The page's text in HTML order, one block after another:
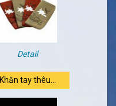
Detail
Khăn tay thêu...